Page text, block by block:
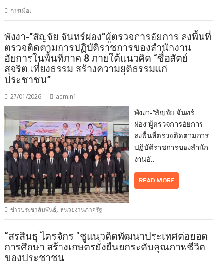
การเมือง
พังงา-”สัญจัย จันทร์ผ่อง“ผู้ตรวจการอัยการ ลงพื้นที่
ตรวจติดตามการปฏิบัติราชการของสำนักงาน
อัยการในพื้นที่ภาค 8 ภายใต้แนวคิด “ซื่อสัตย์
สุจริต เที่ยงธรรม สร้างความยุติธรรมแก่
ประชาชน”
27/01/2026 admin1
พังงา-”สัญจัย จันทร์
ผ่อง“ผู้ตรวจการอัยการ
ลงพื้นที่ตรวจติดตามการ
ปฏิบัติราชการของสำนัก
งานอั…
READ MORE
ข่าวประชาสัมพันธ์,หน่วยงานภาครัฐ
“สรสินธุ ไตรจักร “ชูแนวคิดพัฒนาประเทศต่อยอด
การศึกษา สร้างเกษตรยั่งยืนยกระดับคุณภาพชีวิต
ของประชาชน